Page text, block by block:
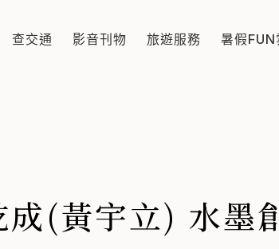
展
、美景佳境為狀寫表現的內容為主。表
查交通 影音刊物 旅遊服務 暑假FUN
(黃宇立) 水墨